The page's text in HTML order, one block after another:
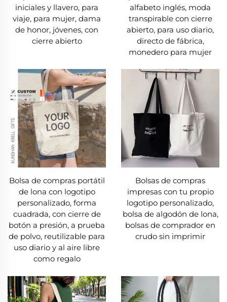
iniciales y llavero, para
viaje, para mujer, dama
de honor, jóvenes, con
cierre abierto
alfabeto inglés, moda
transpirable con cierre
abierto, para uso diario,
directo de fábrica,
monedero para mujer
Bolsa de compras portátil
de lona con logotipo
personalizado, forma
cuadrada, con cierre de
botón a presión, a prueba
de polvo, reutilizable para
uso diario y al aire libre
como regalo
Bolsas de compras
impresas con tu propio
logotipo personalizado,
bolsa de algodón de lona,
bolsas de comprador en
crudo sin imprimir